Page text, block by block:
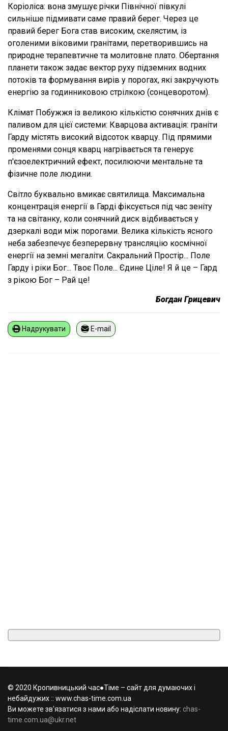
Коріоліса: вона змушує річки Північної півкулі
сильніше підмивати саме правий берег. Через це
правий берег Бога став високим, скелястим, із
оголеними віковими гранітами, перетворившись на
природне терапевтичне та молитовне плато. Обертання
планети також задає вектор руху підземних водних
потоків та формування вирів у порогах, які закручують
енергію за годинниковою стрілкою (сонцеворотом).
Клімат Побужжя із великою кількістю сонячних днів є
паливом для цієї системи: Кварцова активація: граніти
Гарду містять високий відсоток кварцу. Під прямими
променями сонця кварц нагрівається та генерує
п'єзоелектричний ефект, посилюючи ментальне та
фізичне поле людини.
Світло буквально вмикає святилища. Максимальна
концентрація енергії в Гарді фіксується під час зеніту
та на світанку, коли сонячний диск відбивається у
дзеркалі води між порогами. Велика кількість ясного
неба забезпечує безперервну трансляцію космічної
енергії на земні мегаліти. Сакральний Простір... Поле
Гарду і ріки Бог... Твоє Поле... Єдине Ціле! Я й це – Гард
з рікою Бог – Рай це!
Богдан Грицевич
Надрукувати E-mail
© 2020 Кропивницький час●Тіме – сайт для думаючих і
небайдужих :: www.chas-time.com.ua
Ви можете зв'язатися з нами або надіслати новину: chas-
time.com.ua@ukr.net